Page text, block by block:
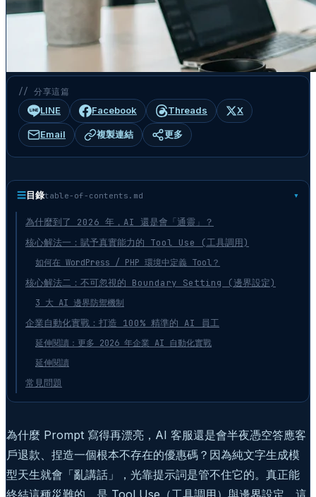
// 分享這篇
LINE Facebook Threads X
Email 複製連結 更多
☰目錄table-of-contents.md
為什麼到了 2026 年，AI 還是會「通靈」？
核心解法一：賦予真實能力的 Tool Use (工具調用)
如何在 WordPress / PHP 環境中定義 Tool？
核心解法二：不可忽視的 Boundary Setting (邊界設定)
3 大 AI 邊界防禦機制
企業自動化實戰：打造 100% 精準的 AI 員工
延伸閱讀：更多 2026 年企業 AI 自動化實戰
延伸閱讀
常見問題
為什麼 Prompt 寫得再漂亮，AI 客服還是會半夜憑空答應客
戶退款、捏造一個根本不存在的優惠碼？因為純文字生成模
型天生就會「亂講話」，光靠提示詞是管不住它的。真正能
終結這種災難的，是 Tool Use（工具調用）與邊界設定，這